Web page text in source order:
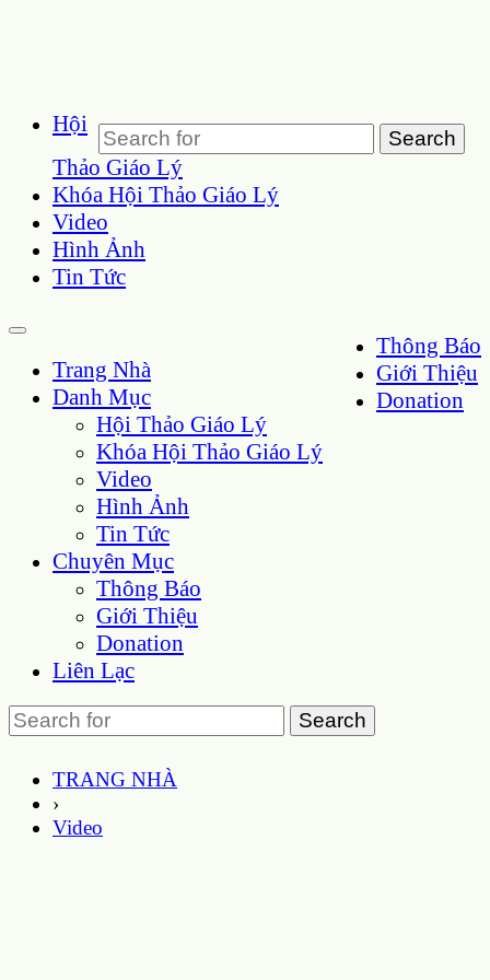
Hội
Thảo Giáo Lý
Khóa Hội Thảo Giáo Lý
Video
Hình Ảnh
Tin Tức
Thông Báo
Giới Thiệu
Donation
Trang Nhà
Danh Mục
Hội Thảo Giáo Lý
Khóa Hội Thảo Giáo Lý
Video
Hình Ảnh
Tin Tức
Chuyên Mục
Thông Báo
Giới Thiệu
Donation
Liên Lạc
TRANG NHÀ
›
Video